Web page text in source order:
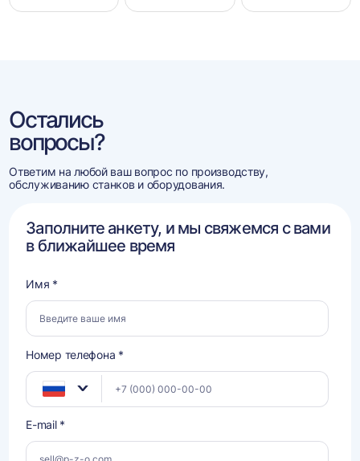
Остались
вопросы?
Ответим на любой ваш вопрос по производству,
обслуживанию станков и оборудования.
Заполните анкету, и мы свяжемся с вами
в ближайшее время
Имя *
Номер телефона *
E-mail *